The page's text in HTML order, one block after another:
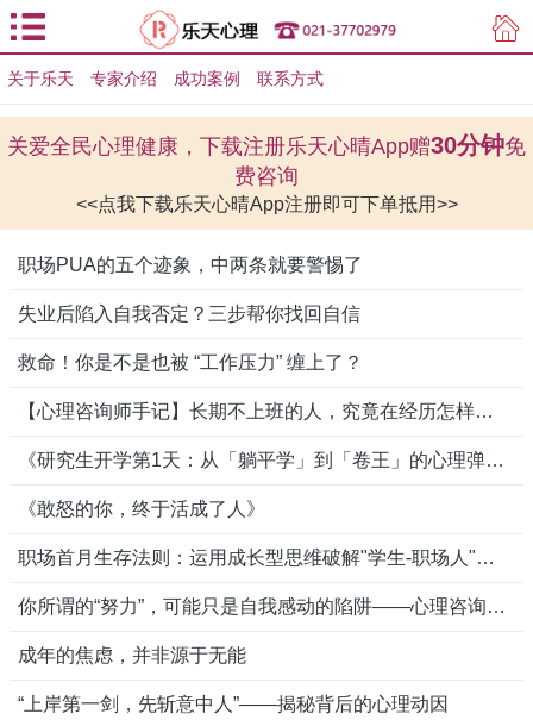
用户登录
关于乐天 专家介绍 成功案例 联系方式
关爱全民心理健康，下载注册乐天心晴App赠30分钟免
费咨询
<<点我下载乐天心晴App注册即可下单抵用>>
职场PUA的五个迹象，中两条就要警惕了
失业后陷入自我否定？三步帮你找回自信
救命！你是不是也被 “工作压力” 缠上了？
【心理咨询师手记】长期不上班的人，究竟在经历怎样的“心理重生”？
《研究生开学第1天：从「躺平学」到「卷王」的心理弹性测试》
《敢怒的你，终于活成了人》
职场首月生存法则：运用成长型思维破解"学生-职场人"认知断层
你所谓的“努力”，可能只是自我感动的陷阱——心理咨询师揭穿“假努力”的3层心理伪装
成年的焦虑，并非源于无能
“上岸第一剑，先斩意中人”——揭秘背后的心理动因